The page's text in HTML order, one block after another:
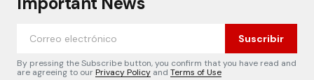
Suscribir
By pressing the Subscribe button, you confirm that you have read and
are agreeing to ourPrivacy Policy and Terms of Use